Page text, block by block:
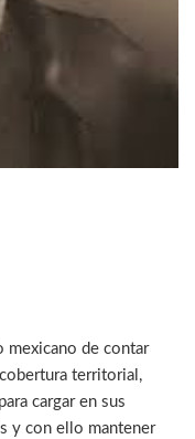
mexicano de contar
territorial,
cargar en sus
y con ello mantener